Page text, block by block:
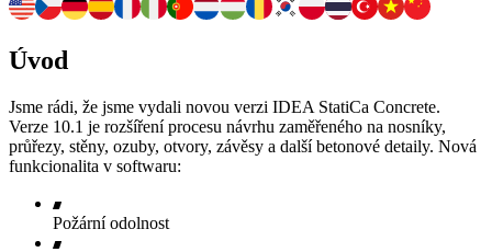
Úvod
Jsme rádi, že jsme vydali novou verzi IDEA StatiCa Concrete.
Verze 10.1 je rozšíření procesu návrhu zaměřeného na nosníky,
průřezy, stěny, ozuby, otvory, závěsy a další betonové detaily. Nová
funkcionalita v softwaru:
Požární odolnost